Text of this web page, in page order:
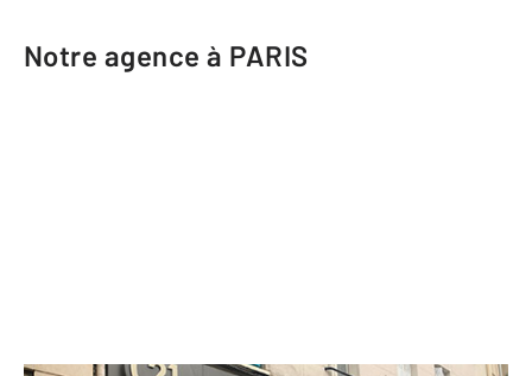
Notre agence à PARIS